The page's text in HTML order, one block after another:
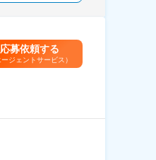
応募依頼する
ージェントサービス）